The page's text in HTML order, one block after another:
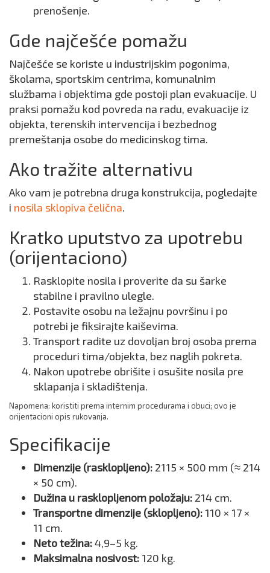
prenošenje.
Gde najčešće pomažu
Najčešće se koriste u industrijskim pogonima,
školama, sportskim centrima, komunalnim
službama i objektima gde postoji plan evakuacije. U
praksi pomažu kod povreda na radu, evakuacije iz
objekta, terenskih intervencija i bezbednog
premeštanja osobe do medicinskog tima.
Ako tražite alternativu
Ako vam je potrebna druga konstrukcija, pogledajte
i nosila sklopiva čelična.
Kratko uputstvo za upotrebu
(orijentaciono)
Rasklopite nosila i proverite da su šarke
stabilne i pravilno ulegle.
Postavite osobu na ležajnu površinu i po
potrebi je fiksirajte kaiševima.
Transport radite uz dovoljan broj osoba prema
proceduri tima/objekta, bez naglih pokreta.
Nakon upotrebe obrišite i osušite nosila pre
sklapanja i skladištenja.
Napomena: koristiti prema internim procedurama i obuci; ovo je
orijentacioni opis rukovanja.
Specifikacije
Dimenzije (rasklopljeno): 2115 × 500 mm (≈ 214
× 50 cm).
Dužina u rasklopljenom položaju: 214 cm.
Transportne dimenzije (sklopljeno): 110 × 17 ×
11 cm.
Neto težina:4,9–5 kg.
Maksimalna nosivost: 120 kg.